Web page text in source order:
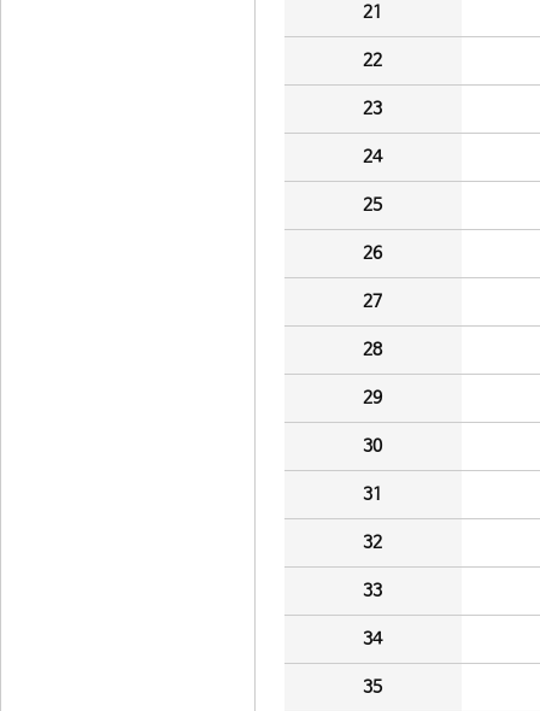
21
22
23
24
25
26
27
28
29
30
31
32
33
34
35